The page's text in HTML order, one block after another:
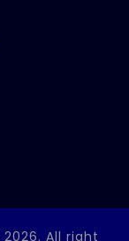
2026. All right